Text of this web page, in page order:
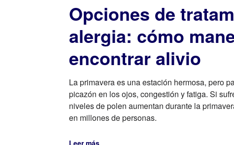
Opciones de
alergia: cómo
encontrar alivio
La primavera es una estación hermosa, pero
picazón en los ojos, congestión y fatiga. Si
niveles de polen aumentan durante la
en millones de personas.